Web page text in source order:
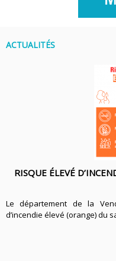
ACTUALITÉS
RISQUE ÉLEVÉ
Le département de la
d’incendie élevé (orange) du